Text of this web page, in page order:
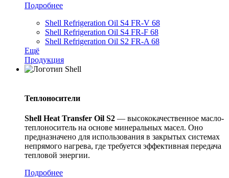
Подробнее
Shell Refrigeration Oil S4 FR-V 68
Shell Refrigeration Oil S4 FR-F 68
Shell Refrigeration Oil S2 FR-A 68
Ещё
Продукция
Теплоносители
Shell Heat Transfer Oil S2 — высококачественное масло-
теплоноситель на основе минеральных масел. Оно
предназначено для использования в закрытых системах
непрямого нагрева, где требуется эффективная передача
тепловой энергии.
Подробнее